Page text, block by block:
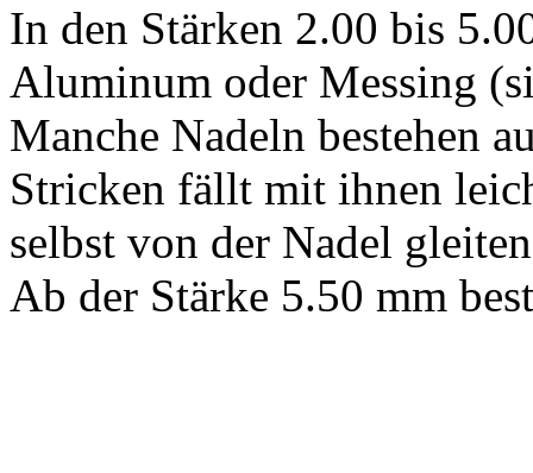
In den Stärken 2.00 bis
Aluminum oder Messing
Manche Nadeln bestehen
Stricken fällt mit ihnen
selbst von der Nadel
Ab der Stärke 5.50 mm